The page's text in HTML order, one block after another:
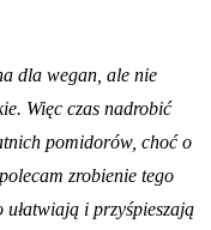
dla wegan, ale nie
Więc czas nadrobić
pomidorów, choć o
zrobienie tego
i przyśpieszają